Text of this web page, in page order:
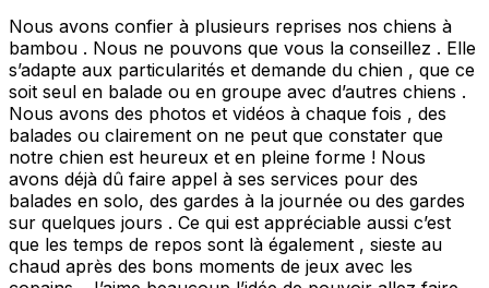
Nous avons confier à plusieurs reprises nos chiens à
bambou . Nous ne pouvons que vous la conseillez . Elle
s’adapte aux particularités et demande du chien , que ce
soit seul en balade ou en groupe avec d’autres chiens .
Nous avons des photos et vidéos à chaque fois , des
balades ou clairement on ne peut que constater que
notre chien est heureux et en pleine forme ! Nous
avons déjà dû faire appel à ses services pour des
balades en solo, des gardes à la journée ou des gardes
sur quelques jours . Ce qui est appréciable aussi c’est
que les temps de repos sont là également , sieste au
chaud après des bons moments de jeux avec les